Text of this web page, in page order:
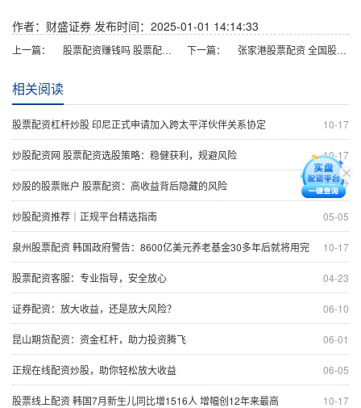
作者：财盛证券 发布时间：2025-01-01 14:14:33
上一篇： 股票配资赚钱吗 股票配资利息：了解配资成本，明智投资 下一篇： 张家港股票配资 全国股票配资公司：助您轻松撬动财富杠杆
相关阅读
10-17
股票配资杠杆炒股 印尼正式申请加入跨太平洋伙伴关系协定
10-17
炒股配资网 股票配资选股策略：稳健获利，规避风险
10-17
炒股的股票账户 股票配资：高收益背后隐藏的风险
05-05
炒股配资推荐｜正规平台精选指南
10-17
泉州股票配资 韩国政府警告：8600亿美元养老基金30多年后就将用完
04-23
股票配资客服：专业指导，安全放心
06-10
证券配资：放大收益，还是放大风险？
06-01
昆山期货配资：资金杠杆，助力投资腾飞
06-05
正规在线配资炒股，助你轻松放大收益
10-17
股票线上配资 韩国7月新生儿同比增1516人 增幅创12年来最高